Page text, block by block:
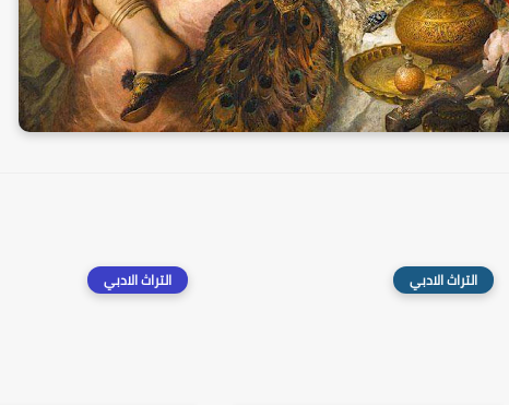
التراث الادبي التراث الادبي